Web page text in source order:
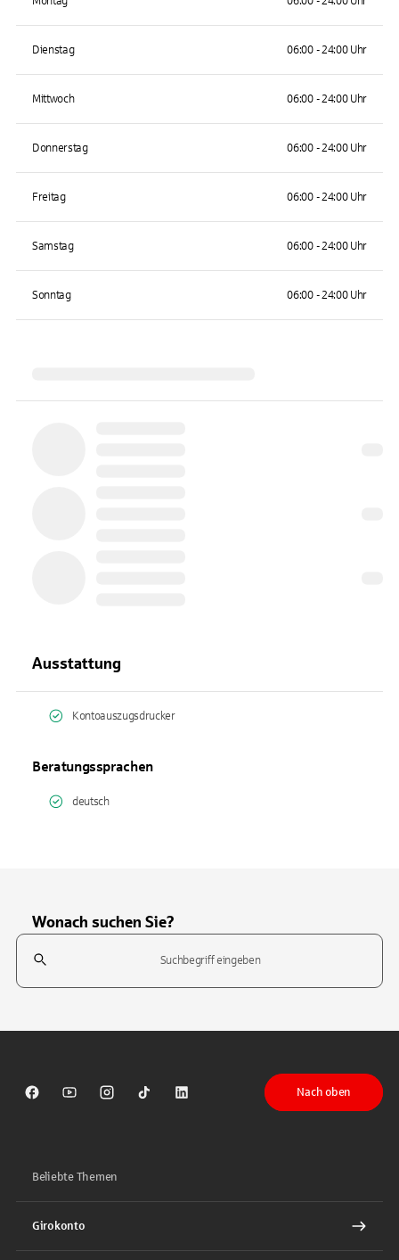
Dienstag 06:00 - 24:00 Uhr
Mittwoch 06:00 - 24:00 Uhr
Donnerstag 06:00 - 24:00 Uhr
Freitag 06:00 - 24:00 Uhr
Samstag 06:00 - 24:00 Uhr
Sonntag 06:00 - 24:00 Uhr
Ausstattung
Kontoauszugsdrucker
Beratungssprachen
deutsch
Wonach suchen Sie?
Suchfeld
Sparkasse auf Facebook
Sparkasse auf Youtube
Sparkasse auf Instagram
Sparkasse auf TikTok
Sparkasse auf LinkedIn
Nach oben
Beliebte Themen
Girokonto